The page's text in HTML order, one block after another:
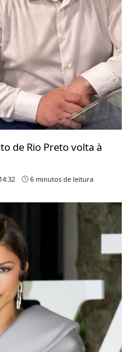
de Rio Preto volta à
6 minutos de leitura